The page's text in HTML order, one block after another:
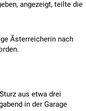
angezeigt, teilte die
Ãsterreicherin nach
aus etwa drei
in der Garage